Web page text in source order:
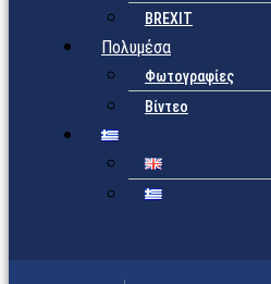
BREXIT
Πολυμέσα
Φωτογραφίες
Βίντεο